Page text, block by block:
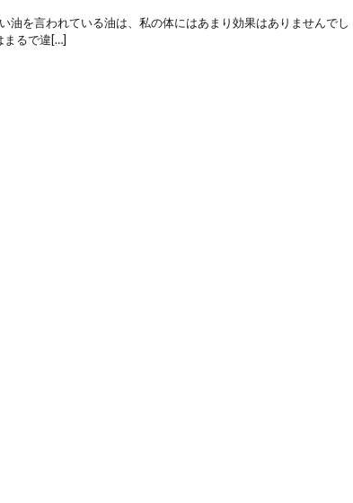
油を言われている油は、私の体にはあまり効果はありませんでし
まるで違[…]